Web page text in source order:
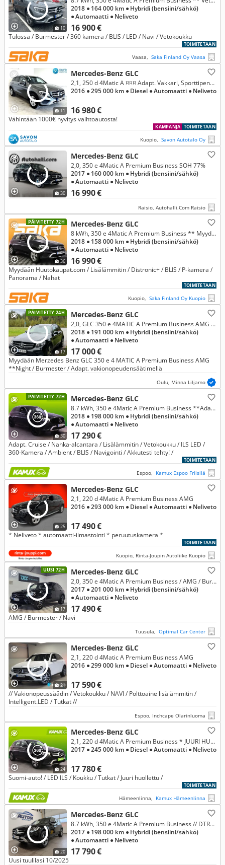
10 16 900 €
2018 ● 164 000 km ● Hybridi (bensiini/sähkö)
● Automaatti ● Neliveto
Tulossa / Burmester / 360 kamera / BLIS / LED / Navi / Vetokoukku
TOIMITETAAN
Vaasa, Saka Finland Oy Vaasa
11
Mercedes-Benz GLC
16 980 €
2,1, 250 d 4Matic A ¤¤¤ Adapt. Vakkari, Sporttipenkit, LED ILS, Kaistavahti, Vetokoukku, Navi, yms... ¤¤¤
2016 ● 295 000 km ● Diesel ● Automaatti ● Neliveto
Vähintään 1000€ hyvitys vaihtoautosta!
TOIMITETAAN
KAMPANJA
Kuopio, Savon Autotalo Oy
30
Mercedes-Benz GLC
16 990 €
2,0, 350 e 4Matic A Premium Business SOH 77%
2017 ● 160 000 km ● Hybridi (bensiini/sähkö)
● Automaatti ● Neliveto
Raisio, Autohalli.Com Raisio
PÄIVITETTY 72H
36
Mercedes-Benz GLC
16 990 €
8 kWh, 350 e 4Matic A Premium Business ** Myydään Huutokaupat.com / Lisälämmitin / Distronic+ / BLIS / P-kamera / Panorama /
2018 ● 158 000 km ● Hybridi (bensiini/sähkö)
● Automaatti ● Neliveto
Myydään Huutokaupat.com / Lisälämmitin / Distronic+ / BLIS / P-kamera /
Panorama / Nahat
TOIMITETAAN
Kuopio, Saka Finland Oy Kuopio
PÄIVITETTY 24H
17
Mercedes-Benz GLC
17 000 €
2,0, GLC 350 e 4MATIC A Premium Business AMG **Night / Burmester®️
2018 ● 191 000 km ● Hybridi (bensiini/sähkö)
● Automaatti ● Neliveto
Myydään Merzedes Benz GLC 350 e 4 MATIC A Premium Business AMG
**Night / Burmester / Adapt. vakionopeudensäätimellä
Oulu, Minna Liljamo
PÄIVITETTY 72H
30
Mercedes-Benz GLC
17 290 €
8.7 kWh, 350 e 4Matic A Premium Business **Adapt. Vakkari**
2018 ● 198 000 km ● Hybridi (bensiini/sähkö)
● Automaatti ● Neliveto
Adapt. Cruise / Nahka-alcantara / Lisälämmitin / Vetokoukku / ILS LED /
360-Kamera / Ambient / BLIS / Navigointi / Akkutesti tehty! /
TOIMITETAAN
Espoo, Kamux Espoo Friisilä
25
Mercedes-Benz GLC
17 490 €
2,1, 220 d 4Matic A Premium Business AMG
2016 ● 293 000 km ● Diesel ● Automaatti ● Neliveto
* Neliveto * automaatti-ilmastointi * peruutuskamera *
TOIMITETAAN
Kuopio, Rinta-Joupin Autoliike Kuopio
UUSI 72H
17
Mercedes-Benz GLC
17 490 €
2,0, 350 e 4Matic A Premium Business / AMG / Burmester / Navi / Sähköpenkit / Akt. pysäköintiavustin
2017 ● 201 000 km ● Hybridi (bensiini/sähkö)
● Automaatti ● Neliveto
AMG / Burmester / Navi
Tuusula, Optimal Car Center
21
Mercedes-Benz GLC
17 590 €
2,1, 220 d 4Matic A Premium Business AMG
2016 ● 299 000 km ● Diesel ● Automaatti ● Neliveto
// Vakionopeussäädin / Vetokoukku / NAVI / Polttoaine lisälämmitin /
Intelligent.LED / Tutkat //
Espoo, Inchcape Olarinluoma
24
Mercedes-Benz GLC
17 780 €
2,1, 220 d 4Matic A Premium Business * JUURI HUOLLETTU! *
2017 ● 245 000 km ● Diesel ● Automaatti ● Neliveto
Suomi-auto! / LED ILS / Koukku / Tutkat / Juuri huollettu /
TOIMITETAAN
Hämeenlinna, Kamux Hämeenlinna
20
Mercedes-Benz GLC
17 790 €
8.7 kWh, 350 e 4Matic A Premium Business // DTR+ / Easy Pack / Peruutuskamera / Vetokoukku //
2017 ● 198 000 km ● Hybridi (bensiini/sähkö)
● Automaatti ● Neliveto
Uusi tuulilasi 10/2025